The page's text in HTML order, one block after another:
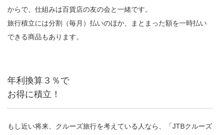
からで、仕組みは百貨店の友の会と一緒です。
旅行積立には分割（毎月）払いのほか、まとまった額を一時払い
できる商品もあります。
年利換算３％で
お得に積立！
もし近い将来、クルーズ旅行を考えている人なら、「JTBクルーズ